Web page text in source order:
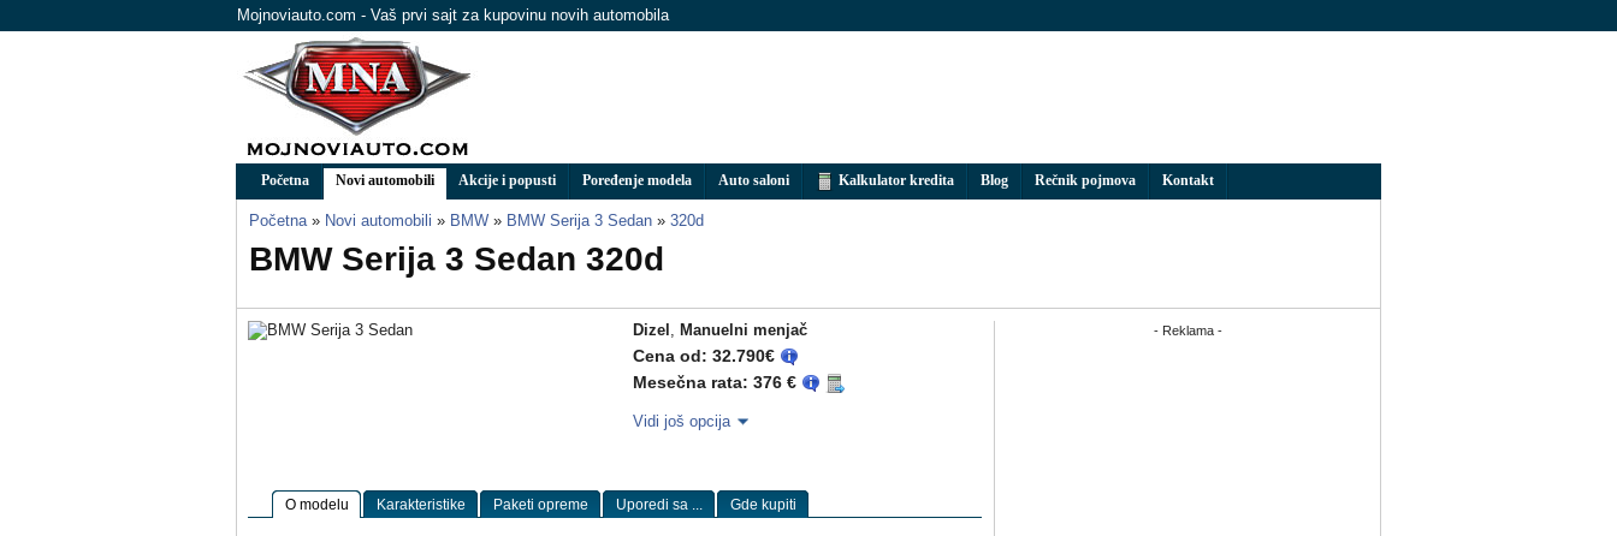
Mojnoviauto.com - Vaš prvi sajt za kupovinu novih automobila
Početna Novi automobili Akcije i popusti Poređenje modela Auto saloni Kalkulator kredita Blog Rečnik pojmova Kontakt
Početna » Novi automobili » BMW » BMW Serija 3 Sedan » 320d
BMW Serija 3 Sedan 320d
Dizel , Manuelni menjač
Cena od: 32.790€
Mesečna rata: 376 €
Vidi još opcija
O modelu Karakteristike Paketi opreme Uporedi sa ... Gde kupiti
- Reklama -